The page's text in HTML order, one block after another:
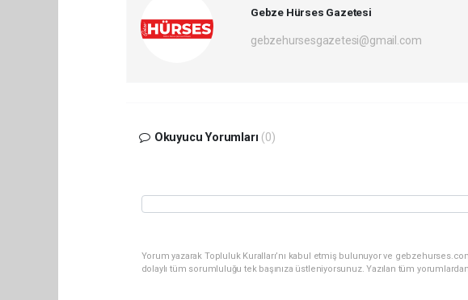
Gebze Hürses Gazetesi
gebzehursesgazetesi@gmail.com
Okuyucu Yorumları (0)
Yorum yazarak Topluluk Kuralları’nı kabul etmiş bulunuyor ve
dolaylı tüm sorumluluğu tek başınıza üstleniyorsunuz. Yazılan tüm